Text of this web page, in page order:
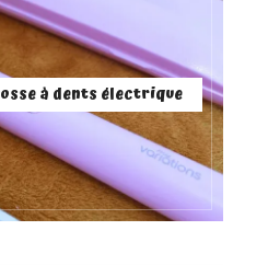
à dents électrique